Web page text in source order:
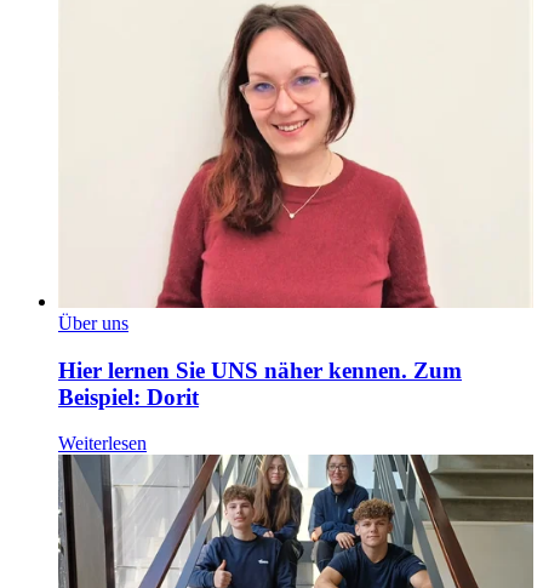
Über uns
Hier lernen Sie UNS näher kennen. Zum
Beispiel: Dorit
Weiterlesen